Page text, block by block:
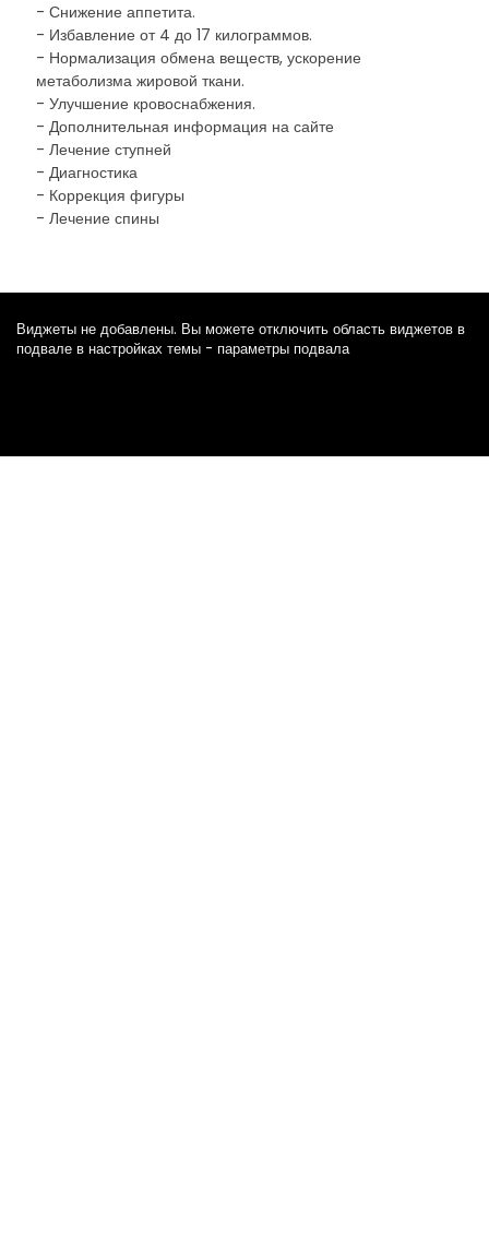
- Снижение аппетита.
- Избавление от 4 до 17 килограммов.
- Нормализация обмена веществ, ускорение
метаболизма жировой ткани.
- Улучшение кровоснабжения.
- Дополнительная информация на сайте
- Лечение ступней
- Диагностика
- Коррекция фигуры
- Лечение спины
Виджеты не добавлены. Вы можете отключить область виджетов в
подвале в настройках темы - параметры подвала